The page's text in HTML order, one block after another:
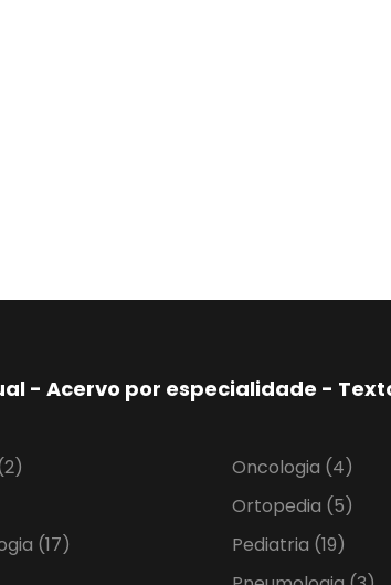
- Acervo por especialidade -
(17)
Oncologia (4)
Ortopedia (5)
Pediatria (19)